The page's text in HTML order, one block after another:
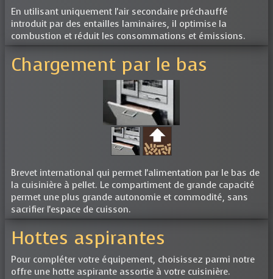
En utilisant uniquement l'air secondaire préchauffé
introduit par des entailles laminaires, il optimise la
combustion et réduit les consommations et émissions.
Chargement par le bas
Brevet international qui permet l'alimentation par le bas de
la cuisinière à pellet. Le compartiment de grande capacité
permet une plus grande autonomie et commodité, sans
sacrifier l'espace de cuisson.
Hottes aspirantes
Pour compléter votre équipement, choisissez parmi notre
offre une hotte aspirante assortie à votre cuisinière.